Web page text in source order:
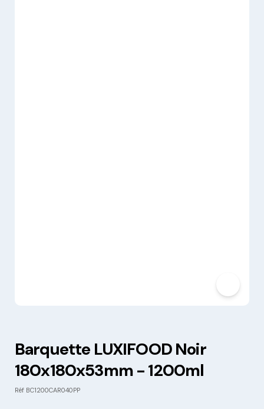
Barquette LUXIFOOD Noir
180x180x53mm - 1200ml
Réf BC1200CAR040PP